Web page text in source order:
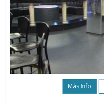
Más Info